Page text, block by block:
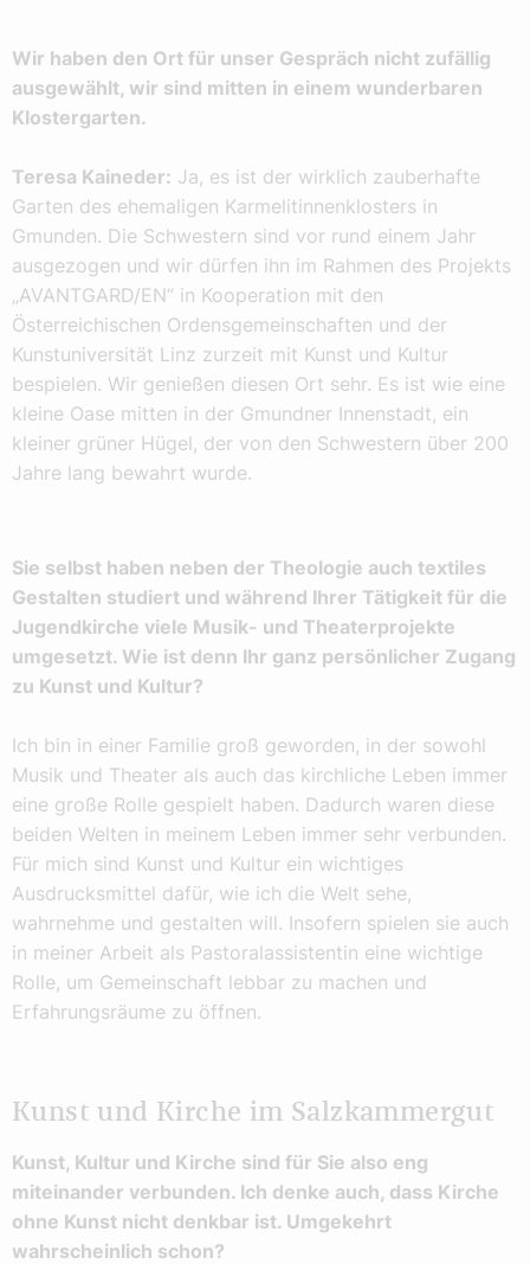
Wir haben den Ort für unser Gespräch nicht zufällig
ausgewählt, wir sind mitten in einem wunderbaren
Klostergarten.
Teresa Kaineder: Ja, es ist der wirklich zauberhafte
Garten des ehemaligen Karmelitinnenklosters in
Gmunden. Die Schwestern sind vor rund einem Jahr
ausgezogen und wir dürfen ihn im Rahmen des Projekts
„AVANTGARD/EN“ in Kooperation mit den
Österreichischen Ordensgemeinschaften und der
Kunstuniversität Linz zurzeit mit Kunst und Kultur
bespielen. Wir genießen diesen Ort sehr. Es ist wie eine
kleine Oase mitten in der Gmundner Innenstadt, ein
kleiner grüner Hügel, der von den Schwestern über 200
Jahre lang bewahrt wurde.
Sie selbst haben neben der Theologie auch textiles
Gestalten studiert und während Ihrer Tätigkeit für die
Jugendkirche viele Musik- und Theaterprojekte
umgesetzt. Wie ist denn Ihr ganz persönlicher Zugang
zu Kunst und Kultur?
Ich bin in einer Familie groß geworden, in der sowohl
Musik und Theater als auch das kirchliche Leben immer
eine große Rolle gespielt haben. Dadurch waren diese
beiden Welten in meinem Leben immer sehr verbunden.
Für mich sind Kunst und Kultur ein wichtiges
Ausdrucksmittel dafür, wie ich die Welt sehe,
wahrnehme und gestalten will. Insofern spielen sie auch
in meiner Arbeit als Pastoralassistentin eine wichtige
Rolle, um Gemeinschaft lebbar zu machen und
Erfahrungsräume zu öffnen.
Kunst und Kirche im Salzkammergut
Kunst, Kultur und Kirche sind für Sie also eng
miteinander verbunden. Ich denke auch, dass Kirche
ohne Kunst nicht denkbar ist. Umgekehrt
wahrscheinlich schon?